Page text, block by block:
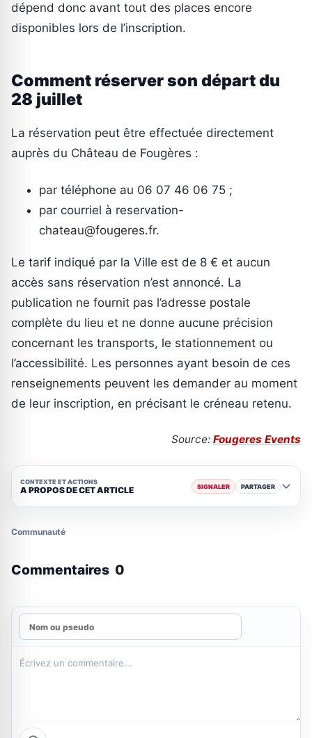
dépend donc avant tout des places encore
disponibles lors de l’inscription.
Comment réserver son départ du
28 juillet
La réservation peut être effectuée directement
auprès du Château de Fougères :
par téléphone au 06 07 46 06 75 ;
par courriel à reservation-
chateau@fougeres.fr.
Le tarif indiqué par la Ville est de 8 € et aucun
accès sans réservation n’est annoncé. La
publication ne fournit pas l’adresse postale
complète du lieu et ne donne aucune précision
concernant les transports, le stationnement ou
l’accessibilité. Les personnes ayant besoin de ces
renseignements peuvent les demander au moment
de leur inscription, en précisant le créneau retenu.
Source: Fougeres Events
CONTEXTE ET ACTIONS
A PROPOS DE CET ARTICLE SIGNALER PARTAGER
Communauté
Commentaires 0